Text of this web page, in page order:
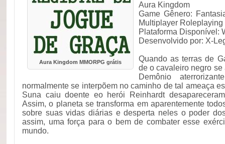
Aura Kingdom MMORPG grátis
Aura Kingdom
Game Gênero:
Multiplayer Roleplaying
Plataforma Disponível:
Desenvolvido por: X-
Quando as terras de
de o cavaleiro negro
Demônio
normalmente se interpõem no caminho de tal ameaça
Suna caiu doente eo herói Reinhardt
Assim, o planeta se transforma em aparentemente
sobre suas vidas diárias e desperta neles o poder
assim, uma força para o bem de combater esse
mundo.